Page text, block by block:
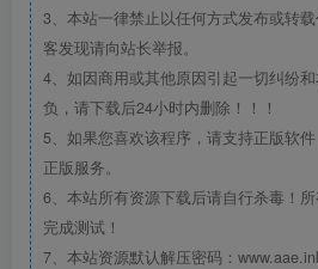
3、本站一律禁止以任何方式发布或转
客发现请向站长举报。
4、如因商用或其他原因引起一切纠纷
负，请下载后24小时内删除！！！
5、如果您喜欢该程序，请支持正版软
正版服务。
6、本站所有资源下载后请自行杀毒！
完成测试！
7、本站资源默认解压密码：